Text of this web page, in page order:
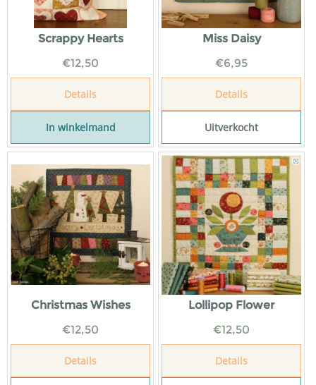
Scrappy Hearts
€12,50
Details
In winkelmand
Miss Daisy
€6,95
Details
Uitverkocht
Christmas Wishes
€12,50
Details
Lollipop Flower
€12,50
Details